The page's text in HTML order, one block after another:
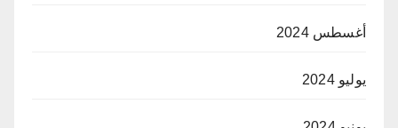
أغسطس 2024
يوليو 2024